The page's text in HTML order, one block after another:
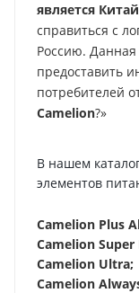
является
справиться с
Россию.
предоставить
потребителей
Camelion?»
В нашем
элементов
Camelion Plus
Camelion Super
Camelion Ultra;
Camelion